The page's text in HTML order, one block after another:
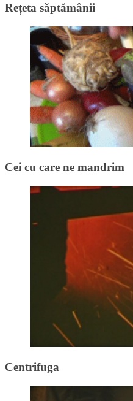
Rețeta săptămânii
Cei cu care ne mandrim
Centrifuga